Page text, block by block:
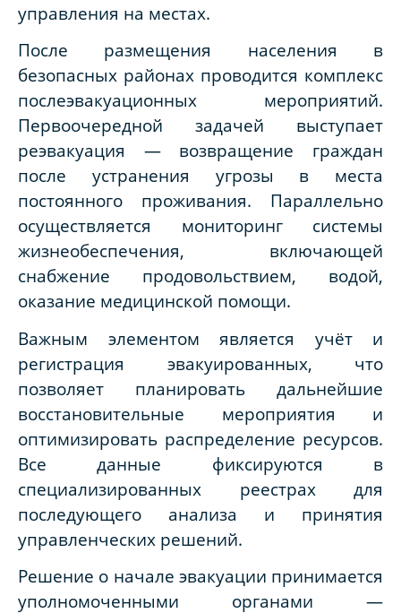
управления на местах.
После размещения населения в
безопасных районах проводится комплекс
послеэвакуационных мероприятий.
Первоочередной задачей выступает
реэвакуация — возвращение граждан
после устранения угрозы в места
постоянного проживания. Параллельно
осуществляется мониторинг системы
жизнеобеспечения, включающей
снабжение продовольствием, водой,
оказание медицинской помощи.
Важным элементом является учёт и
регистрация эвакуированных, что
позволяет планировать дальнейшие
восстановительные мероприятия и
оптимизировать распределение ресурсов.
Все данные фиксируются в
специализированных реестрах для
последующего анализа и принятия
управленческих решений.
Решение о начале эвакуации принимается
уполномоченными органами —